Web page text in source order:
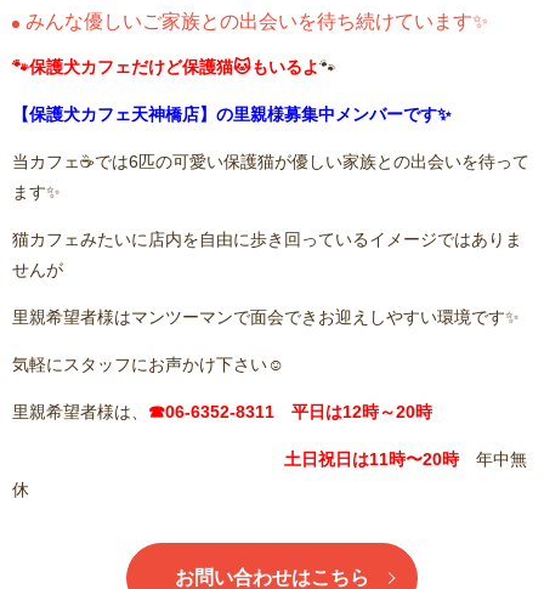
みんな優しいご家族との出会いを待ち続けています✨
🐾保護犬カフェだけど保護猫🐱もいるよ🐾
【保護犬カフェ天神橋店】の里親様募集中メンバーです✨
当カフェ☕️では6匹の可愛い保護猫が優しい家族との出会いを待って
ます✨
猫カフェみたいに店内を自由に歩き回っているイメージではありま
せんが
里親希望者様はマンツーマンで面会できお迎えしやすい環境です✨
気軽にスタッフにお声かけ下さい☺️
里親希望者様は、 ☎06-6352-8311 平日は12時～20時
土日祝日は11時〜20時年中無
休
お問い合わせはこちら